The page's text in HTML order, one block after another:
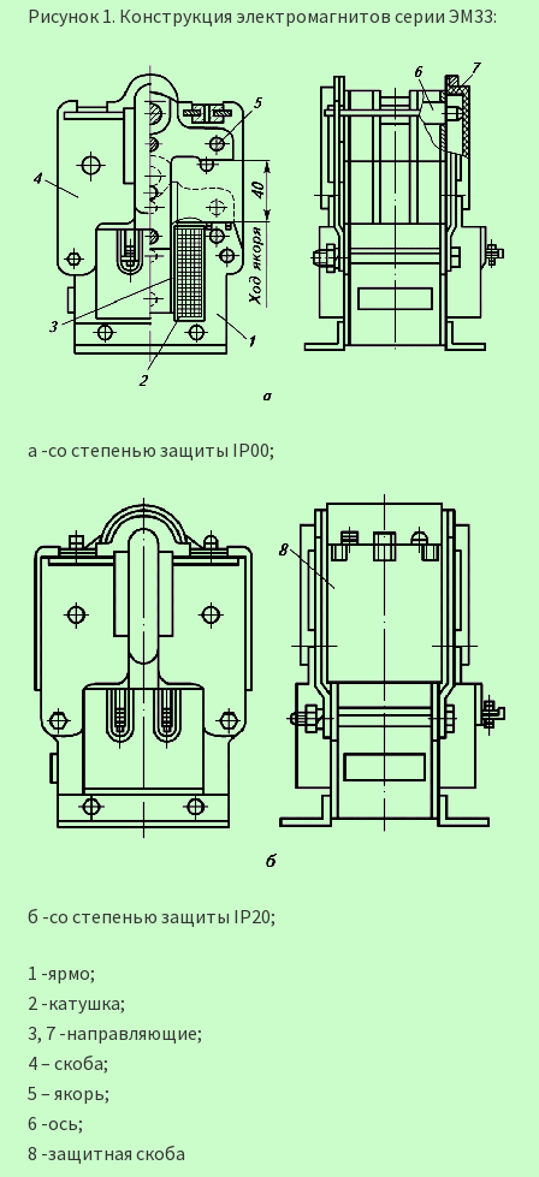
Рисунок 1. Конструкция электромагнитов серии ЭМ33:
а -со степенью защиты IP00;
б -со степенью защиты IP20;
1 -ярмо;
2 -катушка;
3, 7 -направляющие;
4 – скоба;
5 – якорь;
6 -ось;
8 -защитная скоба